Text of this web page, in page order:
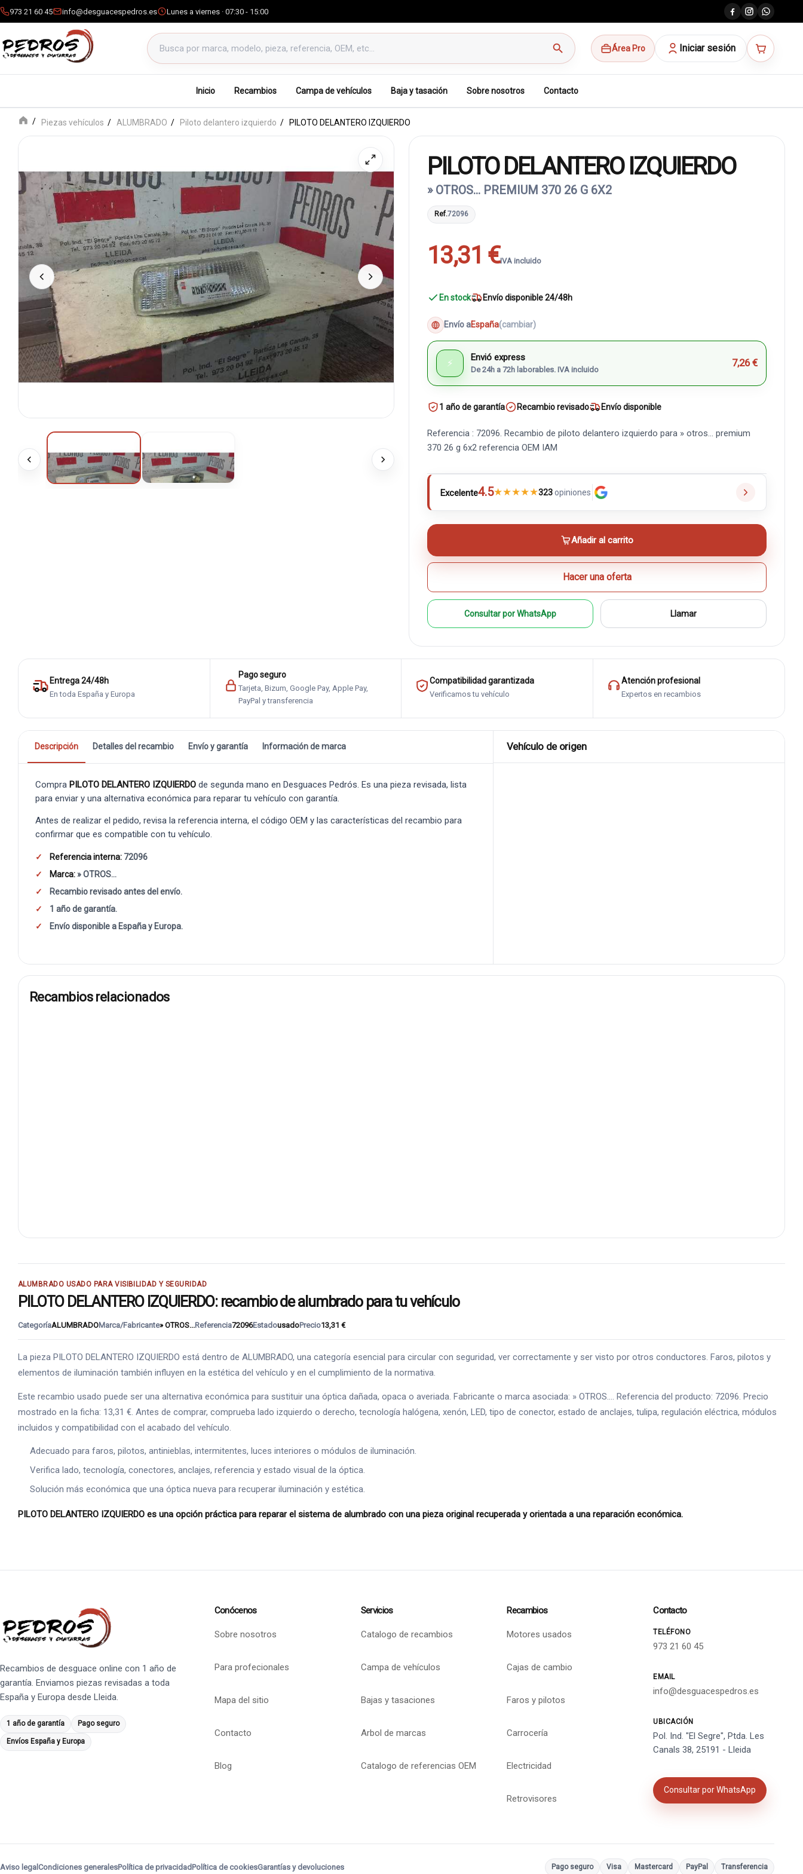
973 21 60 45 info@desguacespedros.es Lunes a viernes · 07:30 - 15:00
Buscar productos
search Área Pro Iniciar sesión
Inicio Recambios Campa de vehículos Baja y tasación Sobre nosotros Contacto
Piezas vehículos ALUMBRADO Piloto delantero izquierdo PILOTO DELANTERO IZQUIERDO
PILOTO DELANTERO IZQUIERDO
» OTROS... PREMIUM 370 26 G 6X2
Ref.72096
13,31 €IVA incluido
En stock Envío disponible 24/48h
Envío aEspaña(cambiar)
⚡ Envió express
De 24h a 72h laborables. IVA incluido
7,26 €
1 año de garantía Recambio revisado Envío disponible
Referencia : 72096. Recambio de piloto delantero izquierdo para » otros... premium
370 26 g 6x2 referencia OEM IAM
Excelente4.5★★★★★323opiniones
Añadir al carrito
Hacer una oferta
Consultar por WhatsApp Llamar
Entrega 24/48h
En toda España y Europa
Pago seguro
Tarjeta, Bizum, Google Pay, Apple Pay,
PayPal y transferencia
Compatibilidad garantizada
Verificamos tu vehículo
Atención profesional
Expertos en recambios
Descripción Detalles del recambio Envío y garantía Información de marca
Compra PILOTO DELANTERO IZQUIERDO de segunda mano en Desguaces Pedrós. Es una pieza revisada, lista
para enviar y una alternativa económica para reparar tu vehículo con garantía.
Antes de realizar el pedido, revisa la referencia interna, el código OEM y las características del recambio para
confirmar que es compatible con tu vehículo.
Referencia interna: 72096
Marca:» OTROS...
Recambio revisado antes del envío.
1 año de garantía.
Envío disponible a España y Europa.
Vehículo de origen
Recambios relacionados
ALUMBRADO USADO PARA VISIBILIDAD Y SEGURIDAD
PILOTO DELANTERO IZQUIERDO: recambio de alumbrado para tu vehículo
CategoríaALUMBRADOMarca/Fabricante» OTROS...Referencia72096EstadousadoPrecio13,31 €
La pieza PILOTO DELANTERO IZQUIERDO está dentro de ALUMBRADO, una categoría esencial para circular con seguridad, ver correctamente y ser visto por otros conductores. Faros, pilotos y
elementos de iluminación también influyen en la estética del vehículo y en el cumplimiento de la normativa.
Este recambio usado puede ser una alternativa económica para sustituir una óptica dañada, opaca o averiada. Fabricante o marca asociada: » OTROS.... Referencia del producto: 72096. Precio
mostrado en la ficha: 13,31 €. Antes de comprar, comprueba lado izquierdo o derecho, tecnología halógena, xenón, LED, tipo de conector, estado de anclajes, tulipa, regulación eléctrica, módulos
incluidos y compatibilidad con el acabado del vehículo.
Adecuado para faros, pilotos, antinieblas, intermitentes, luces interiores o módulos de iluminación.
Verifica lado, tecnología, conectores, anclajes, referencia y estado visual de la óptica.
Solución más económica que una óptica nueva para recuperar iluminación y estética.
PILOTO DELANTERO IZQUIERDO es una opción práctica para reparar el sistema de alumbrado con una pieza original recuperada y orientada a una reparación económica.
Recambios de desguace online con 1 año de
garantía. Enviamos piezas revisadas a toda
España y Europa desde Lleida.
1 año de garantía Pago seguro
Envíos España y Europa
Conócenos
Sobre nosotros
Para profecionales
Mapa del sitio
Contacto
Blog
Servicios
Catalogo de recambios
Campa de vehículos
Bajas y tasaciones
Arbol de marcas
Catalogo de referencias OEM
Recambios
Motores usados
Cajas de cambio
Faros y pilotos
Carrocería
Electricidad
Retrovisores
Contacto
TELÉFONO
973 21 60 45
EMAIL
info@desguacespedros.es
UBICACIÓN
Pol. Ind. "El Segre", Ptda. Les
Canals 38, 25191 - Lleida
Consultar por WhatsApp
Aviso legal Condiciones generalesPolítica de privacidadPolítica de cookiesGarantías y devoluciones Pago seguro Visa Mastercard PayPal Transferencia